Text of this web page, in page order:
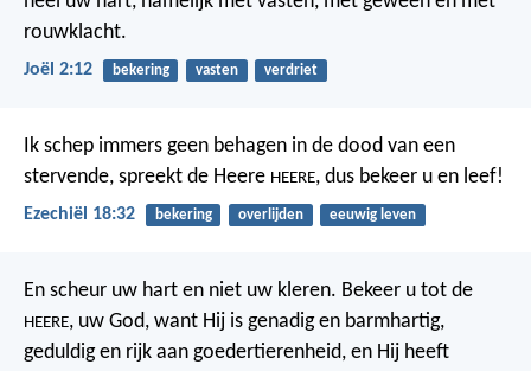
rouwklacht.
Joël 2:12 bekering vasten verdriet
Ik schep immers geen behagen in de dood van een
stervende, spreekt de Heere HEERE, dus bekeer u en leef!
Ezechiël 18:32 bekering overlijden eeuwig leven
En scheur uw hart en niet uw kleren. Bekeer u tot de
HEERE, uw God, want Hij is genadig en barmhartig,
geduldig en rijk aan goedertierenheid, en Hij heeft